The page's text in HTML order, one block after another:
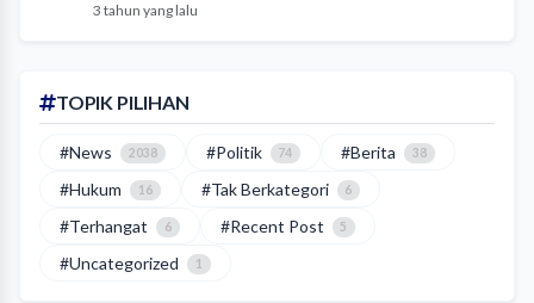
3 tahun yang lalu
TOPIK PILIHAN
#News 2038 #Politik 74 #Berita 38
#Hukum 16 #Tak Berkategori 6
#Terhangat 6 #Recent Post 5
#Uncategorized 1